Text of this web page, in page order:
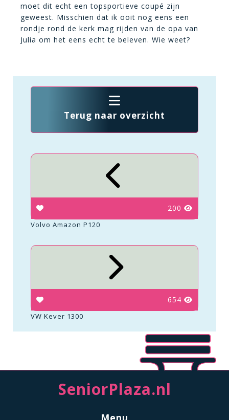
moet dit echt een topsportieve coupé zijn
geweest. Misschien dat ik ooit nog eens een
rondje rond de kerk mag rijden van de opa van
Julia om het eens echt te beleven. Wie weet?
Terug naar overzicht
200
Volvo Amazon P120
654
VW Kever 1300
SeniorPlaza.nl
Menu